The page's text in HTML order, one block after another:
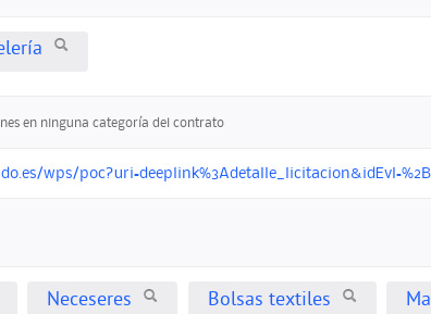
en ninguna categoría del contrato
wps/
Neceseres Bolsas textiles